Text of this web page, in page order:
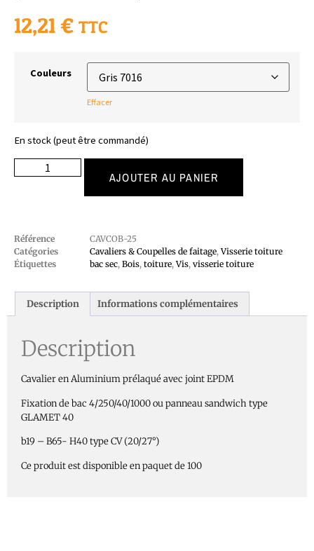
12,21€ TTC
Couleurs
Effacer
En stock (peut être commandé)
AJOUTER AU PANIER
Référence
CAVCOB-25
Catégories
Cavaliers & Coupelles de faitage,Visserie toiture
Étiquettes
bac sec, Bois, toiture,Vis, visserie toiture
Description Informations complémentaires
Description
Cavalier en Aluminium prélaqué avec joint EPDM
Fixation de bac 4/250/40/1000 ou panneau sandwich type
GLAMET 40
b19 – B65- H40 type CV (20/27°)
Ce produit est disponible en paquet de 100